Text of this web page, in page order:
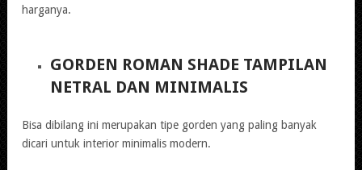
harganya.
GORDEN ROMAN SHADE TAMPILAN
NETRAL DAN MINIMALIS
Bisa dibilang ini merupakan tipe gorden yang paling banyak
dicari untuk interior minimalis modern.